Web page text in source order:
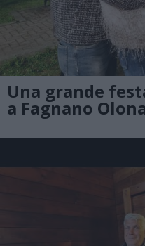
Una grande
a Fagnano